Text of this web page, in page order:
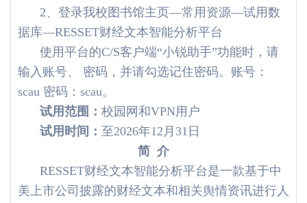
2、登录我校图书馆主页—常用资源—试用数
据库—RESSET财经文本智能分析平台
使用平台的C/S客户端“小锐助手”功能时，请
输入账号、 密码，并请勾选记住密码。账号：
scau 密码：scau。
试用范围： 校园网和VPN用户
试用时间： 至2026年12月31日
简 介
RESSET财经文本智能分析平台是一款基于中
美上市公司披露的财经文本和相关舆情资讯进行人